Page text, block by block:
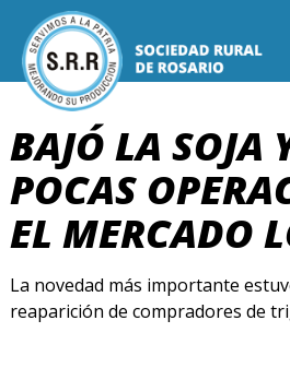
BAJÓ LA SOJA
POCAS
EL MERCADO
La novedad más importante
reaparición de compradores de